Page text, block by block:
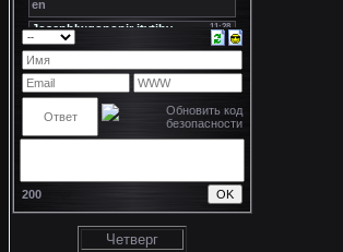
200
Четверг